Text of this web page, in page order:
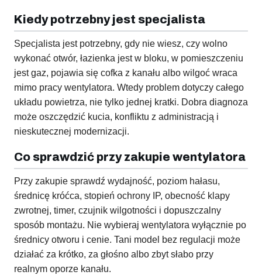
Kiedy potrzebny jest specjalista
Specjalista jest potrzebny, gdy nie wiesz, czy wolno
wykonać otwór, łazienka jest w bloku, w pomieszczeniu
jest gaz, pojawia się cofka z kanału albo wilgoć wraca
mimo pracy wentylatora. Wtedy problem dotyczy całego
układu powietrza, nie tylko jednej kratki. Dobra diagnoza
może oszczędzić kucia, konfliktu z administracją i
nieskutecznej modernizacji.
Co sprawdzić przy zakupie wentylatora
Przy zakupie sprawdź wydajność, poziom hałasu,
średnicę króćca, stopień ochrony IP, obecność klapy
zwrotnej, timer, czujnik wilgotności i dopuszczalny
sposób montażu. Nie wybieraj wentylatora wyłącznie po
średnicy otworu i cenie. Tani model bez regulacji może
działać za krótko, za głośno albo zbyt słabo przy
realnym oporze kanału.